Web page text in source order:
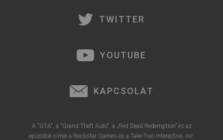
TWITTER
YOUTUBE
KAPCSOLAT
A "GTA", a "Grand Theft Auto", a „Red Dead Redemption” és az
epizódok címei a Rockstar Games és a Take-Two Interactive, Inc.